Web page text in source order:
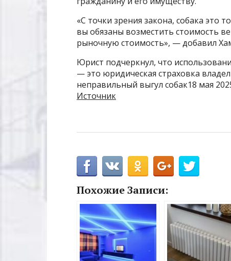
«С точки зрения закона, собака это
вы обязаны возместить стоимость
рыночную стоимость», — добавил
Юрист подчеркнул, что
— это юридическая страховка
неправильный выгул собак18 мая
Источник
Похожие Записи: